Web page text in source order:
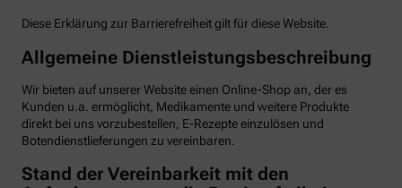
Diese Erklärung zur Barrierefreiheit gilt für diese Website.
Allgemeine Dienstleistungsbeschreibung
Wir bieten auf unserer Website einen Online-Shop an, der es
Kunden u.a. ermöglicht, Medikamente und weitere Produkte
direkt bei uns vorzubestellen, E-Rezepte einzulösen und
Botendienstlieferungen zu vereinbaren.
Stand der Vereinbarkeit mit den